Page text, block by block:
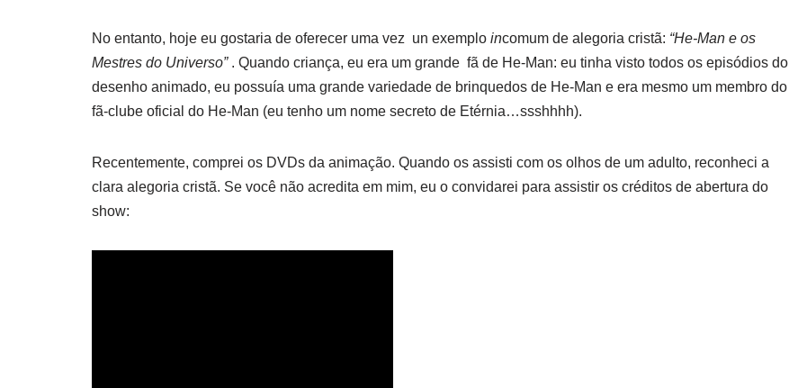
No entanto, hoje eu gostaria de oferecer uma vez un exemplo incomum de alegoria cristã: “He-Man e os
Mestres do Universo”. Quando criança, eu era um grande fã de He-Man: eu tinha visto todos os episódios do
desenho animado, eu possuía uma grande variedade de brinquedos de He-Man e era mesmo um membro do
fã-clube oficial do He-Man (eu tenho um nome secreto de Etérnia…ssshhhh).
Recentemente, comprei os DVDs da animação. Quando os assisti com os olhos de um adulto, reconheci a
clara alegoria cristã. Se você não acredita em mim, eu o convidarei para assistir os créditos de abertura do
show: